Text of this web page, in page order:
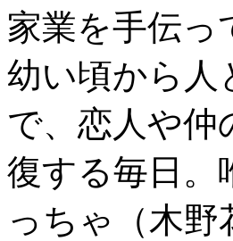
家業を手伝っ
幼い頃から人
で、恋人や仲
復する毎日。
っちゃ（木野